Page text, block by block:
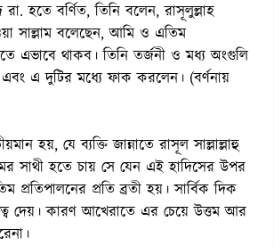
হতে বর্ণিত, তিনি বলেন, রাসূলুল্লাহ
সাল্লাম বলেছেন, আমি ও এতিম
এভাবে থাকব। তিনি তর্জনী ও মধ্য অংগুলি
এ দুটির মধ্যে ফাক করলেন। (বর্ণনায়
হয়, যে ব্যক্তি জান্নাতে রাসূল সাল্লাল্লাহু
সাথী হতে চায় সে যেন এই হাদিসের উপর
প্রতি ব্রতী হয়। সার্বিক দিক
দেয়। কারণ আখেরাতে এর চেয়ে উত্তম আর